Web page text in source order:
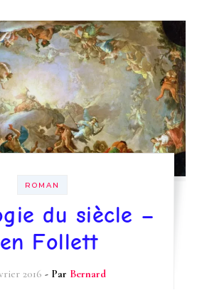
ROMAN
du siècle –
Follett
2016 - Par Bernard